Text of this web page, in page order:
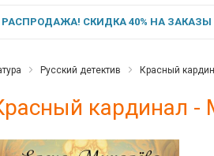
РАСПРОДАЖА! СКИДКА 40% НА ЗАКАЗЫ
Русский детектив Красный
кардинал -